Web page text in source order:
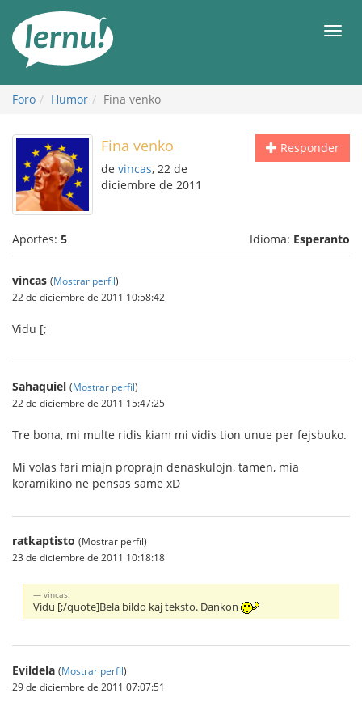
Foro Humor Fina venko
Responder
Fina venko
de vincas, 22 de
diciembre de 2011
Aportes: 5 Idioma: Esperanto
vincas (Mostrar perfil)
22 de diciembre de 2011 10:58:42
Vidu [;
Sahaquiel (Mostrar perfil)
22 de diciembre de 2011 15:47:25
Tre bona, mi multe ridis kiam mi vidis tion unue per fejsbuko.
Mi volas fari miajn proprajn denaskulojn, tamen, mia
koramikino ne pensas same xD
ratkaptisto (Mostrar perfil)
23 de diciembre de 2011 10:18:18
vincas:
Vidu [;/quote]Bela bildo kaj teksto. Dankon
Evildela (Mostrar perfil)
29 de diciembre de 2011 07:07:51